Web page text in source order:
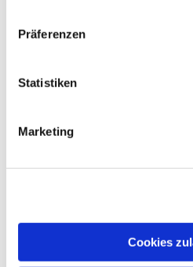
Präferenzen
Statistiken
Marketing
Cookies
Dies könnte